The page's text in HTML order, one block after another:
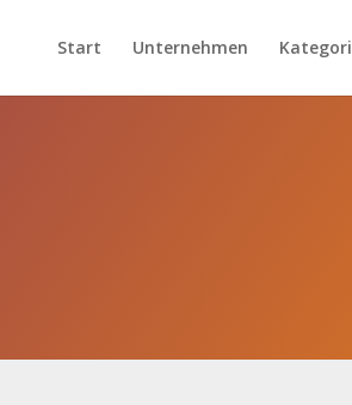
Start Unternehmen